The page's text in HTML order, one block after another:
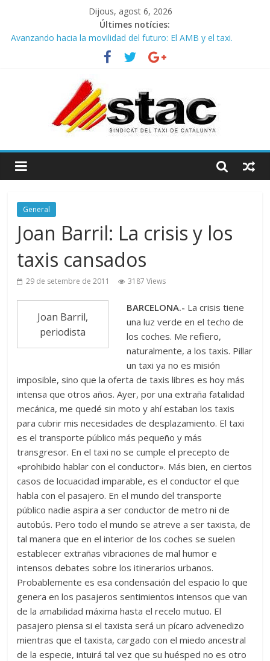
Dijous, agost 6, 2026
Últimes notícies:
Avanzando hacia la movilidad del futuro: El AMB y el taxi.
Programa de Radio TAXI LIBRE 29.07.2026 en COOLTURA FM.
STAC/ATC SOLICITAN TAULA TÈCNICA PARA MEJORAR LA
OPERATIVA DE ENTRADA EN EL PUERTO DE BARCELONA.
Programa de Radio TAXI LIBRE 22.07.2026 en COOLTURA FM.
Edición 385
COMUNICADO CONJUNTO STAC – ATC
General
Joan Barril: La crisis y los
taxis cansados
29 de setembre de 2011 3187 Views
Joan Barril,
periodista
BARCELONA.- La crisis tiene
una luz verde en el techo de
los coches. Me refiero,
naturalmente, a los taxis. Pillar
un taxi ya no es misión
imposible, sino que la oferta de taxis libres es hoy más
intensa que otros años. Ayer, por una extraña fatalidad
mecánica, me quedé sin moto y ahí estaban los taxis
para cubrir mis necesidades de desplazamiento. El taxi
es el transporte público más pequeño y más
transgresor. En el taxi no se cumple el precepto de
«prohibido hablar con el conductor». Más bien, en ciertos
casos de locuacidad imparable, es el conductor el que
habla con el pasajero. En el mundo del transporte
público nadie aspira a ser conductor de metro ni de
autobús. Pero todo el mundo se atreve a ser taxista, de
tal manera que en el interior de los coches se suelen
establecer extrañas vibraciones de mal humor e
intensos debates sobre los itinerarios urbanos.
Probablemente es esa condensación del espacio lo que
genera en los pasajeros sentimientos intensos que van
de la amabilidad máxima hasta el recelo mutuo. El
pasajero piensa si el taxista será un pícaro advenedizo
mientras que el taxista, cargado con el miedo ancestral
de la especie, intuirá tal vez que su huésped no es otro